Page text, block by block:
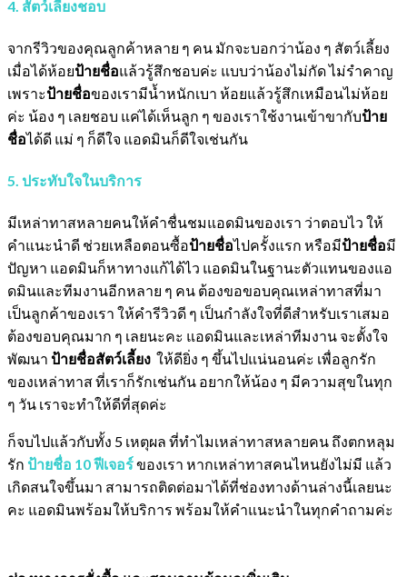
4. สัตว์เลี้ยงชอบ
จากรีวิวของคุณลูกค้าหลาย ๆ คน มักจะบอกว่าน้อง ๆ สัตว์เลี้ยง
เมื่อได้ห้อยป้ายชื่อแล้วรู้สึกชอบค่ะ แบบว่าน้องไม่กัด ไม่รำคาญ
เพราะป้ายชื่อของเรามีน้ำหนักเบา ห้อยแล้วรู้สึกเหมือนไม่ห้อย
ค่ะ น้อง ๆ เลยชอบ แค่ได้เห็นลูก ๆ ของเราใช้งานเข้าขากับป้าย
ชื่อได้ดี แม่ ๆ ก็ดีใจ แอดมินก็ดีใจเช่นกัน
5. ประทับใจในบริการ
มีเหล่าทาสหลายคนให้คำชื่นชมแอดมินของเรา ว่าตอบไว ให้
คำแนะนำดี ช่วยเหลือตอนซื้อป้ายชื่อไปครั้งแรก หรือมีป้ายชื่อมี
ปัญหา แอดมินก็หาทางแก้ได้ไว แอดมินในฐานะตัวแทนของแอ
ดมินและทีมงานอีกหลาย ๆ คน ต้องขอขอบคุณเหล่าทาสที่มา
เป็นลูกค้าของเรา ให้คำรีวิวดี ๆ เป็นกำลังใจที่ดีสำหรับเราเสมอ
ต้องขอบคุณมาก ๆ เลยนะคะ แอดมินและเหล่าทีมงาน จะตั้งใจ
พัฒนา ป้ายชื่อสัตว์เลี้ยง ให้ดียิ่ง ๆ ขึ้นไปแน่นอนค่ะ เพื่อลูกรัก
ของเหล่าทาส ที่เราก็รักเช่นกัน อยากให้น้อง ๆ มีความสุขในทุก
ๆ วัน เราจะทำให้ดีที่สุดค่ะ
ก็จบไปแล้วกับทั้ง 5 เหตุผล ที่ทำไมเหล่าทาสหลายคน ถึงตกหลุม
รัก ป้ายชื่อ 10 ฟีเจอร์ของเรา หากเหล่าทาสคนไหนยังไม่มี แล้ว
เกิดสนใจขึ้นมา สามารถติดต่อมาได้ที่ช่องทางด้านล่างนี้เลยนะ
คะ แอดมินพร้อมให้บริการ พร้อมให้คำแนะนำในทุกคำถามค่ะ